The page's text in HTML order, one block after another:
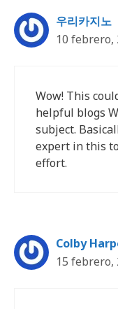
우리카지노
10 febrero,
Wow! This
helpful blogs
subject.
expert in this
effort.
Colby
15 febrero,